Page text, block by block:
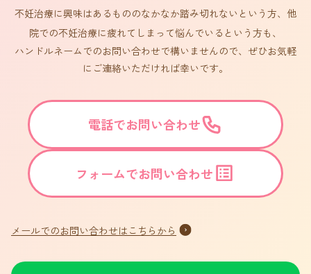
不妊治療に興味はあるもののなかなか踏み切れないという方、他
院での不妊治療に疲れてしまって悩んでいるという方も、
ハンドルネームでのお問い合わせで構いませんので、ぜひお気軽
にご連絡いただければ幸いです。
電話でお問い合わせ
フォームでお問い合わせ
メールでのお問い合わせはこちらから